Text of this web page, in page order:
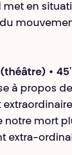
met en
(théâtre) • 45'
à propos
notre mort
extra-